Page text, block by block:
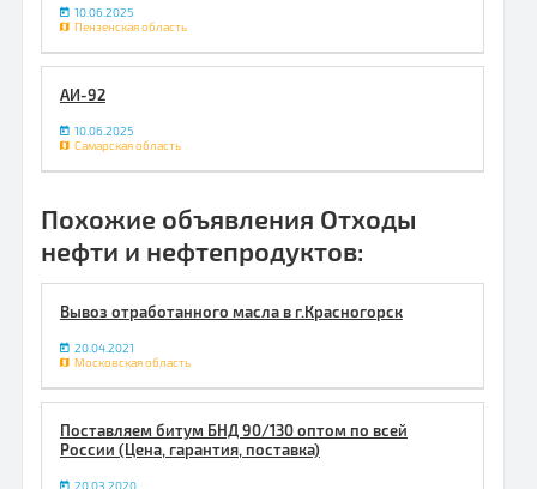
10.06.2025
Пензенская область
АИ-92
10.06.2025
Самарская область
Похожие объявления Отходы
нефти и нефтепродуктов:
Вывоз отработанного масла в г.Красногорск
20.04.2021
Московская область
Поставляем битум БНД 90/130 оптом по всей
России (Цена, гарантия, поставка)
20.03.2020